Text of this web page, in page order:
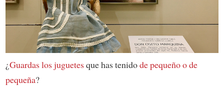
¿Guardas los juguetesque has tenidode pequeño o de
pequeña?